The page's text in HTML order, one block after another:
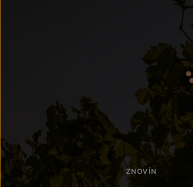
ZNOVÍN